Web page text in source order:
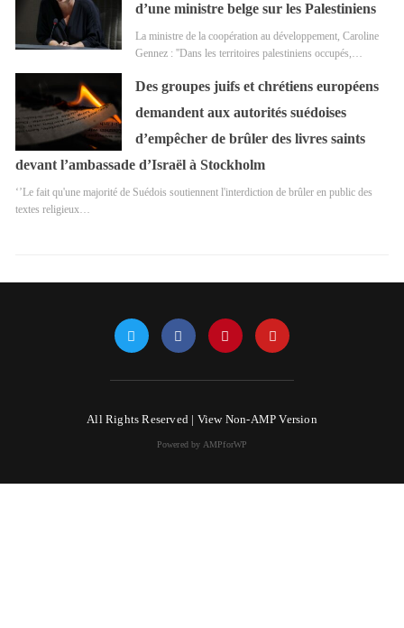
d’une ministre belge sur les Palestiniens
La ministre de la coopération au développement, Caroline
Gennez : ''Dans les territoires palestiniens occupés,…
Des groupes juifs et chrétiens européens
demandent aux autorités suédoises
d’empêcher de brûler des livres saints
devant l’ambassade d’Israël à Stockholm
‘’Le fait qu'une majorité de Suédois soutiennent l'interdiction de brûler en public des
textes religieux…
All Rights Reserved | View Non-AMP Version
Powered by AMPforWP